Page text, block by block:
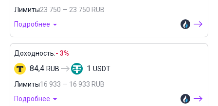
Лимиты23 750 — 23 750 RUB
Подробнее
Доходность:- 3%
84,4 RUB 1 USDT
Лимиты16 933 — 16 933 RUB
Подробнее